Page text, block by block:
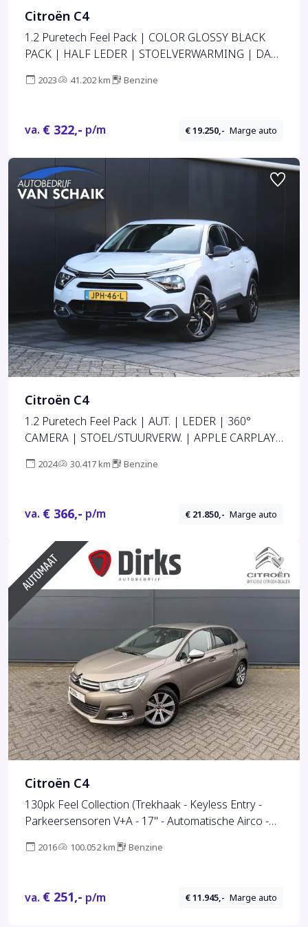
Citroën C4
1.2 Puretech Feel Pack | COLOR GLOSSY BLACK
PACK | HALF LEDER | STOELVERWARMING | DAB
2023 41.202 km Benzine
va. € 322,- p/m € 19.250,- Marge auto
Citroën C4
1.2 Puretech Feel Pack | AUT. | LEDER | 360°
CAMERA | STOEL/STUURVERW. | APPLE CARPLAY
2024 30.417 km Benzine
va. € 366,- p/m € 21.850,- Marge auto
Citroën C4
130pk Feel Collection (Trekhaak - Keyless Entry -
Parkeersensoren V+A - 17" - Automatische Airco -
2016 100.052 km Benzine
va. € 251,- p/m € 11.945,- Marge auto